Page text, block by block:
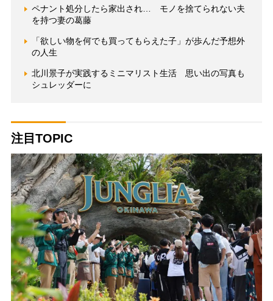
ペナント処分したら家出され… モノを捨てられない夫
を持つ妻の葛藤
「欲しい物を何でも買ってもらえた子」が歩んだ予想外
の人生
北川景子が実践するミニマリスト生活 思い出の写真も
シュレッダーに
注目TOPIC